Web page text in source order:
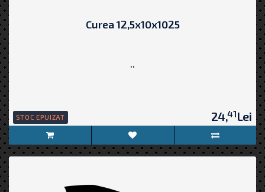
Curea 12,5x10x1025
..
STOC EPUIZAT 24,41Lei